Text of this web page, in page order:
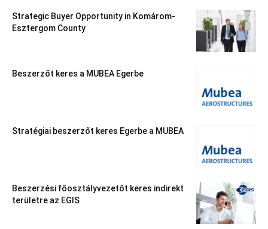
Strategic Buyer Opportunity in Komárom-
Esztergom County
Beszerzőt keres a MUBEA Egerbe
Stratégiai beszerzőt keres Egerbe a MUBEA
Beszerzési főosztályvezetőt keres indirekt
területre az EGIS